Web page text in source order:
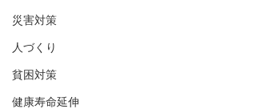
災害対策
人づくり
貧困対策
健康寿命延伸